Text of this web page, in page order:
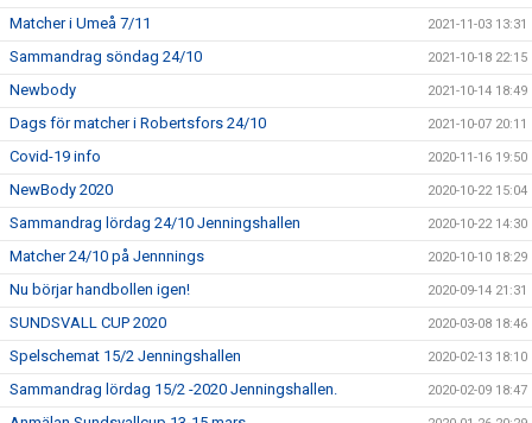
Matcher i Umeå 7/11 2021-11-03 13:31
Sammandrag söndag 24/10 2021-10-18 22:15
Newbody 2021-10-14 18:49
Dags för matcher i Robertsfors 24/10 2021-10-07 20:11
Covid-19 info 2020-11-16 19:50
NewBody 2020 2020-10-22 15:04
Sammandrag lördag 24/10 Jenningshallen 2020-10-22 14:30
Matcher 24/10 på Jennnings 2020-10-10 18:29
Nu börjar handbollen igen! 2020-09-14 21:31
SUNDSVALL CUP 2020 2020-03-08 18:46
Spelschemat 15/2 Jenningshallen 2020-02-13 18:10
Sammandrag lördag 15/2 -2020 Jenningshallen. 2020-02-09 18:47